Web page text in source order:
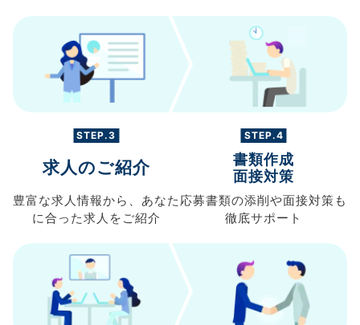
STEP.3
求人のご紹介
豊富な求人情報から、 あなた
に合った求人を ご紹介
STEP.4
書類作成
面接対策
応募書類の添削や面接対策も
徹底サポート